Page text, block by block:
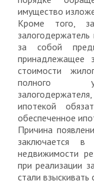
имущество
Кроме того,
за собой
принадлежащее
стоимости
полного
ипотекой
обеспеченное
Причина
заключается
недвижимости
при реализации
стали взыскивать